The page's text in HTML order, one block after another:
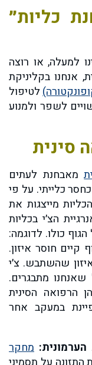
כליות״
למעלה, או רוצה
אנחנו בקליניקת
לטיפול
לשפר ולמנוע
סינית
מאבחנת לעתים
כלייתי. על פי
מייצגות את
הצ׳י בכליות
כולו. לדוגמה:
קיים חוסר איזון.
שהשתבש. צ׳י
מתבגרים.
הרפואה הסינית
במעקב אחר
מחקר